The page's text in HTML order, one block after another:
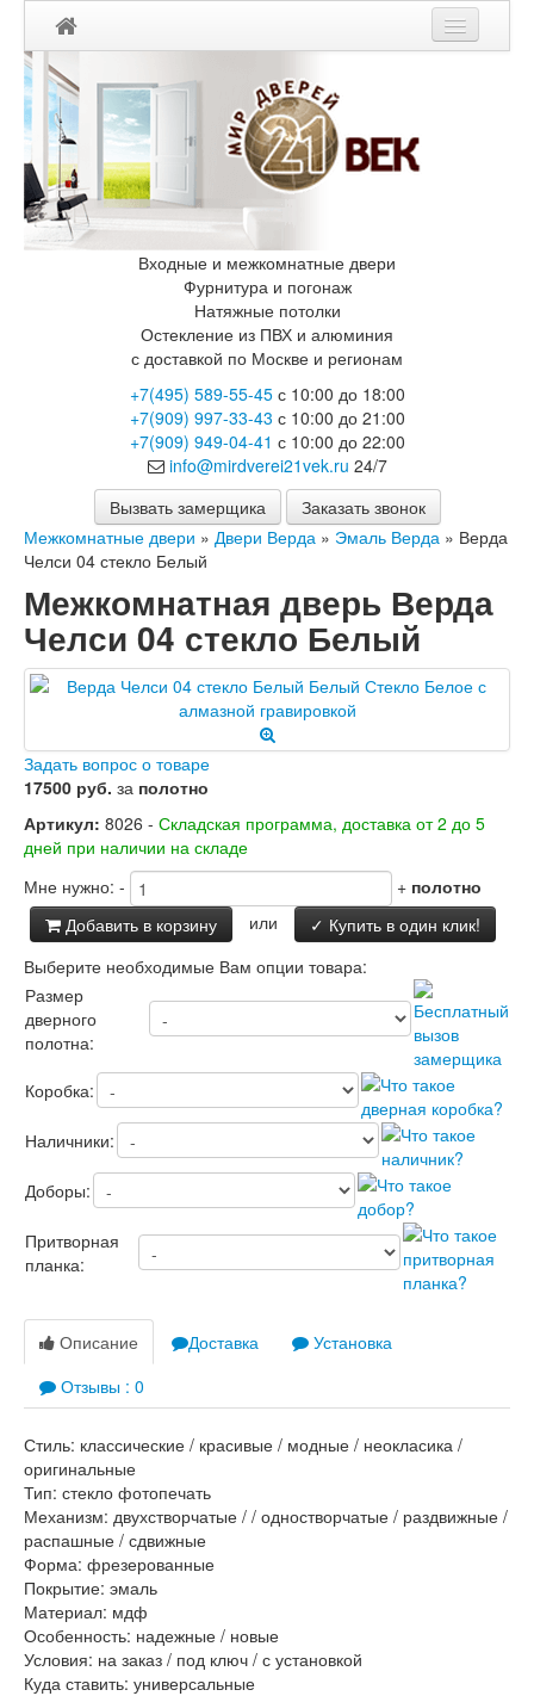
Входные и межкомнатные двери
Фурнитура и погонаж
Натяжные потолки
Остекление из ПВХ и алюминия
с доставкой по Москве и регионам
+7(495) 589-55-45с 10:00 до 18:00
+7(909) 997-33-43 с 10:00 до 21:00
+7(909) 949-04-41 с 10:00 до 22:00
info@mirdverei21vek.ru 24/7
Вызвать замерщика
Заказать звонок
Межкомнатные двери » Двери Верда » Эмаль Верда » Верда
Челси 04 стекло Белый
Межкомнатная дверь Верда
Челси 04 стекло Белый
Задать вопрос о товаре
17500 руб. за полотно
Артикул: 8026 - Складская программа, доставка от 2 до 5
дней при наличии на складе
Мне нужно: - + полотно
Добавить в корзину
или
✓ Купить в один клик!
Выберите необходимые Вам опции товара:
Размер
дверного
полотна:
Коробка:
Наличники:
Доборы:
Притворная
планка:
Описание Доставка
Установка
Отзывы : 0
Стиль: классические / красивые / модные / неокласика /
оригинальные
Тип: стекло фотопечать
Механизм: двухстворчатые / / одностворчатые / раздвижные /
распашные / сдвижные
Форма: фрезерованные
Покрытие: эмаль
Материал: мдф
Особенность: надежные / новые
Условия: на заказ / под ключ / с установкой
Куда ставить: универсальные